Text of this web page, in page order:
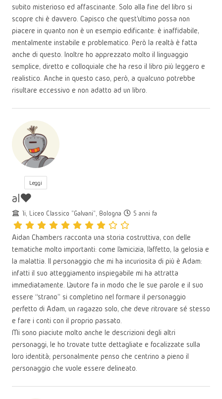
subito misterioso ed affascinante. Solo alla fine del libro si
scopre chi è davvero. Capisco che quest'ultimo possa non
piacere in quanto non è un esempio edificante: è inaffidabile,
mentalmente instabile e problematico. Però la realtà è fatta
anche di questo. Inoltre ho apprezzato molto il linguaggio
semplice, diretto e colloquiale che ha reso il libro più leggero e
realistico. Anche in questo caso, però, a qualcuno potrebbe
risultare eccessivo e non adatto ad un libro.
Leggi
al♥
1i, Liceo Classico "Galvani", Bologna 5 anni fa
Aidan Chambers racconta una storia costruttiva, con delle
tematiche molto importanti: come l’amicizia, l’affetto, la gelosia e
la malattia. Il personaggio che mi ha incuriosita di più è Adam:
infatti il suo atteggiamento inspiegabile mi ha attratta
immediatamente. L’autore fa in modo che le sue parole e il suo
essere “strano” si completino nel formare il personaggio
perfetto di Adam, un ragazzo solo, che deve ritrovare sé stesso
e fare i conti con il proprio passato.
Mi sono piaciute molto anche le descrizioni degli altri
personaggi, le ho trovate tutte dettagliate e focalizzate sulla
loro identità; personalmente penso che centrino a pieno il
personaggio che vuole essere delineato.